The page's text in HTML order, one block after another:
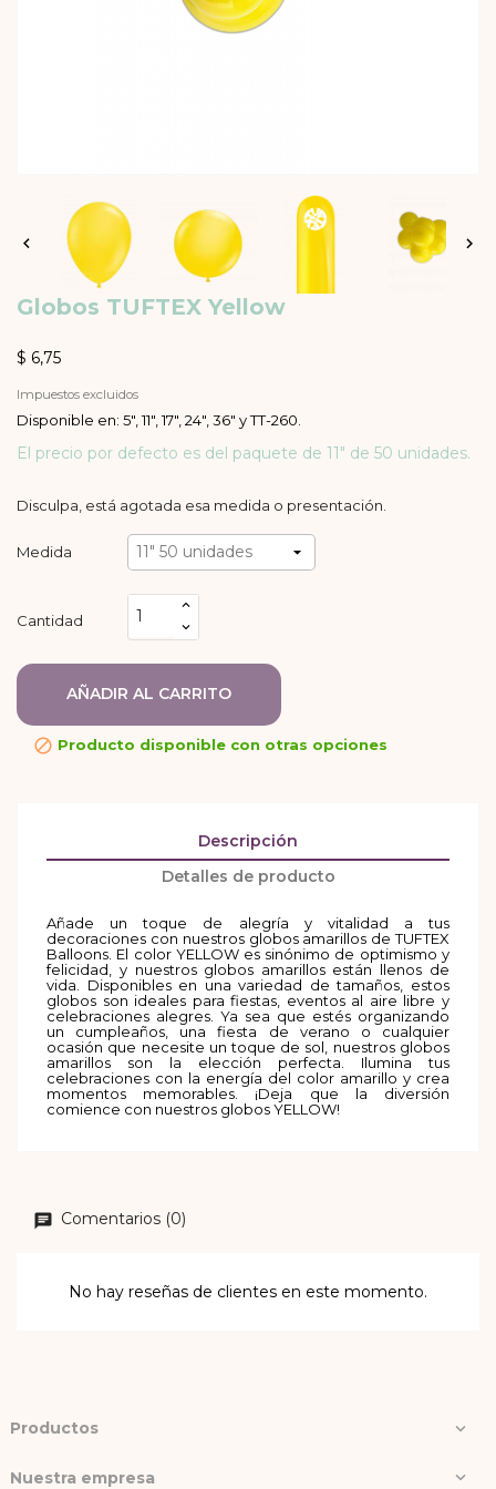
 
Globos TUFTEX Yellow
$ 6,75
Impuestos excluidos
Disponible en: 5", 11", 17", 24", 36" y TT-260.
El precio por defecto es del paquete de 11" de 50 unidades.
Disculpa, está agotada esa medida o presentación.
Medida
Cantidad
AÑADIR AL CARRITO
 Producto disponible con otras opciones
Descripción
Detalles de producto
Añade un toque de alegría y vitalidad a tus
decoraciones con nuestros globos amarillos de TUFTEX
Balloons. El color YELLOW es sinónimo de optimismo y
felicidad, y nuestros globos amarillos están llenos de
vida. Disponibles en una variedad de tamaños, estos
globos son ideales para fiestas, eventos al aire libre y
celebraciones alegres. Ya sea que estés organizando
un cumpleaños, una fiesta de verano o cualquier
ocasión que necesite un toque de sol, nuestros globos
amarillos son la elección perfecta. Ilumina tus
celebraciones con la energía del color amarillo y crea
momentos memorables. ¡Deja que la diversión
comience con nuestros globos YELLOW!
Comentarios (0)
No hay reseñas de clientes en este momento.
Productos 
Nuestra empresa 